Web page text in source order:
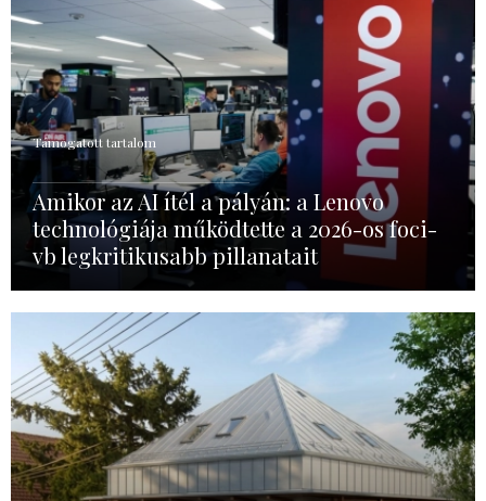
Támogatott tartalom
Amikor az AI ítél a pályán: a Lenovo
technológiája működtette a 2026-os foci-
vb legkritikusabb pillanatait